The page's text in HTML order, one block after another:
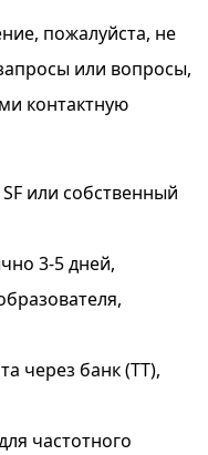
пожалуйста, не
или вопросы,
контактную
SF или собственный
3-5 дней,
через банк (TT),
частотного